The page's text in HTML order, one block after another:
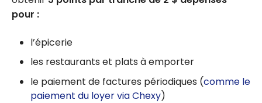
pour :
l’épicerie
les restaurants et plats à emporter
le paiement de factures périodiques (comme le
paiement du loyer via Chexy)